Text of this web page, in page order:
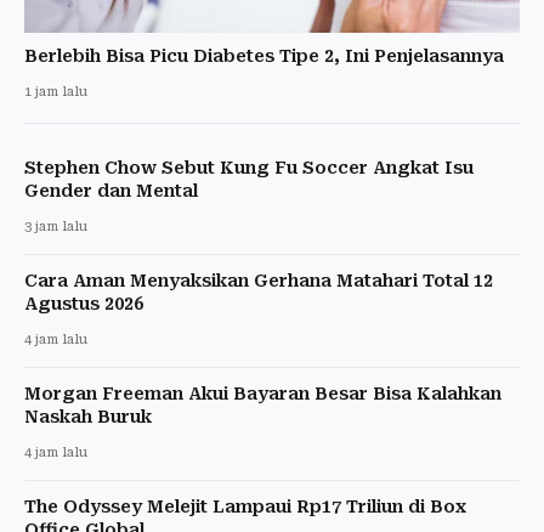
Berlebih Bisa Picu Diabetes Tipe 2, Ini Penjelasannya
1 jam lalu
Stephen Chow Sebut Kung Fu Soccer Angkat Isu
Gender dan Mental
3 jam lalu
Cara Aman Menyaksikan Gerhana Matahari Total 12
Agustus 2026
4 jam lalu
Morgan Freeman Akui Bayaran Besar Bisa Kalahkan
Naskah Buruk
4 jam lalu
The Odyssey Melejit Lampaui Rp17 Triliun di Box